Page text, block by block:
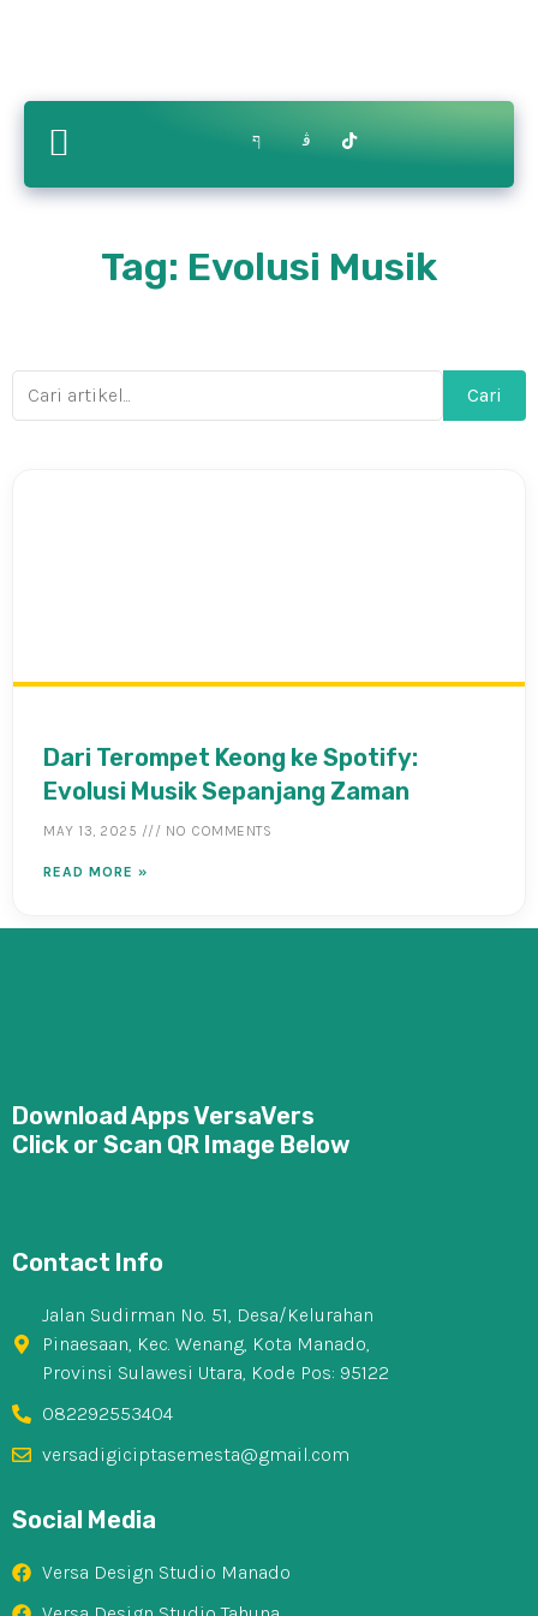
Contact
Us
Tag: Evolusi Musik
Cari
Dari Terompet Keong ke Spotify:
Evolusi Musik Sepanjang Zaman
MAY 13, 2025 NO COMMENTS
READ MORE »
Download Apps VersaVers
Click or Scan QR Image Below
Contact Info
Jalan Sudirman No. 51, Desa/Kelurahan
Pinaesaan, Kec. Wenang, Kota Manado,
Provinsi Sulawesi Utara, Kode Pos: 95122
082292553404
versadigiciptasemesta@gmail.com
Social Media
Versa Design Studio Manado